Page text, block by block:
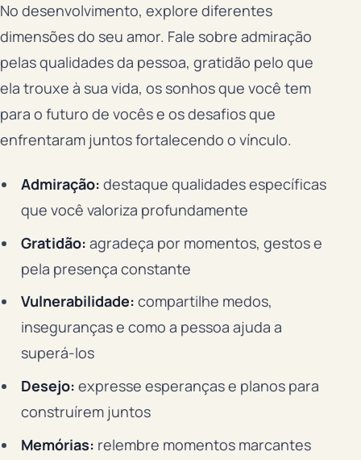
No desenvolvimento, explore diferentes
dimensões do seu amor. Fale sobre admiração
pelas qualidades da pessoa, gratidão pelo que
ela trouxe à sua vida, os sonhos que você tem
para o futuro de vocês e os desafios que
enfrentaram juntos fortalecendo o vínculo.
Admiração: destaque qualidades específicas
que você valoriza profundamente
Gratidão: agradeça por momentos, gestos e
pela presença constante
Vulnerabilidade: compartilhe medos,
inseguranças e como a pessoa ajuda a
superá-los
Desejo: expresse esperanças e planos para
construírem juntos
Memórias: relembre momentos marcantes